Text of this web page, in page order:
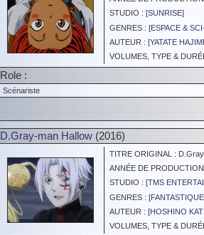
STUDIO : [SUNRISE]
GENRES : [ESPACE &
AUTEUR : [YATATE
VOLUMES, TYPE &
Role :
Scénariste
D.Gray-man Hallow (2016)
TITRE ORIGINAL :
ANNÉE DE
STUDIO : [TMS
GENRES : [
AUTEUR : [HOSHINO
VOLUMES, TYPE &